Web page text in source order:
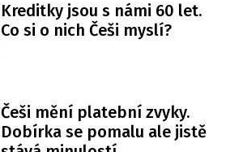
Kreditky jsou s námi 60 let.
Co si o nich Češi myslí?
Češi mění platební zvyky.
Dobírka se pomalu ale jistě